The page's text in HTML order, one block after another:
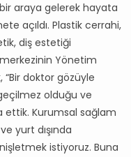
araya gelerek hayata
açıldı. Plastik cerrahi,
diş estetiği
Yönetim
“Bir doktor gözüyle
olduğu ve
ettik. Kurumsal sağlam
yurt dışında
istiyoruz. Buna